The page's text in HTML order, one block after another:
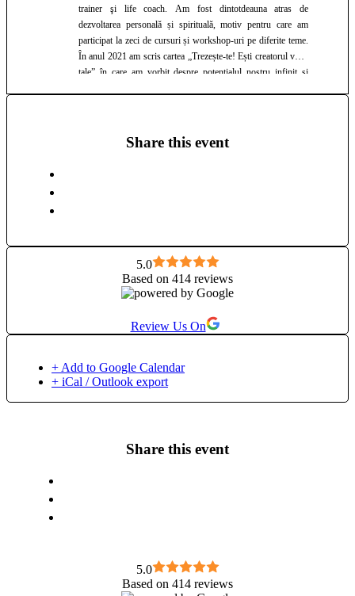
trainer şi life coach. Am fost dintotdeauna atras de
dezvoltarea personală și spirituală, motiv pentru care am
participat la zeci de cursuri și workshop-uri pe diferite teme.
În anul 2021 am scris cartea „Trezește-te! Ești creatorul vieții
tale” în care am vorbit despre potențialul nostru infinit și
și-o doresc cu adevărat. Motto-ul meu preferat este: „Sunt
Share this event
5.0
Based on 414 reviews
Review Us On
+ Add to Google Calendar
+ iCal / Outlook export
Share this event
5.0
Based on 414 reviews